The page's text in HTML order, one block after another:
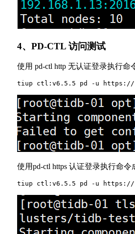
4、PD-CTL 访问测试
使用 pd-ctl http 无认证登录执行命
使用pd-ctl https 认证登录执行命令